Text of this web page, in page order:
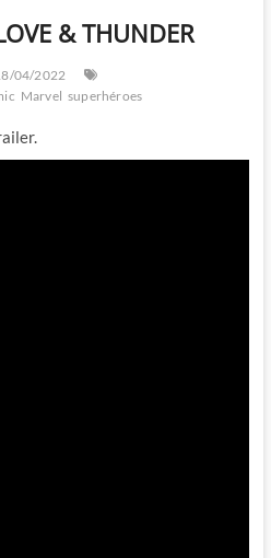
& THUNDER
04/2022
Marvel superhéroes